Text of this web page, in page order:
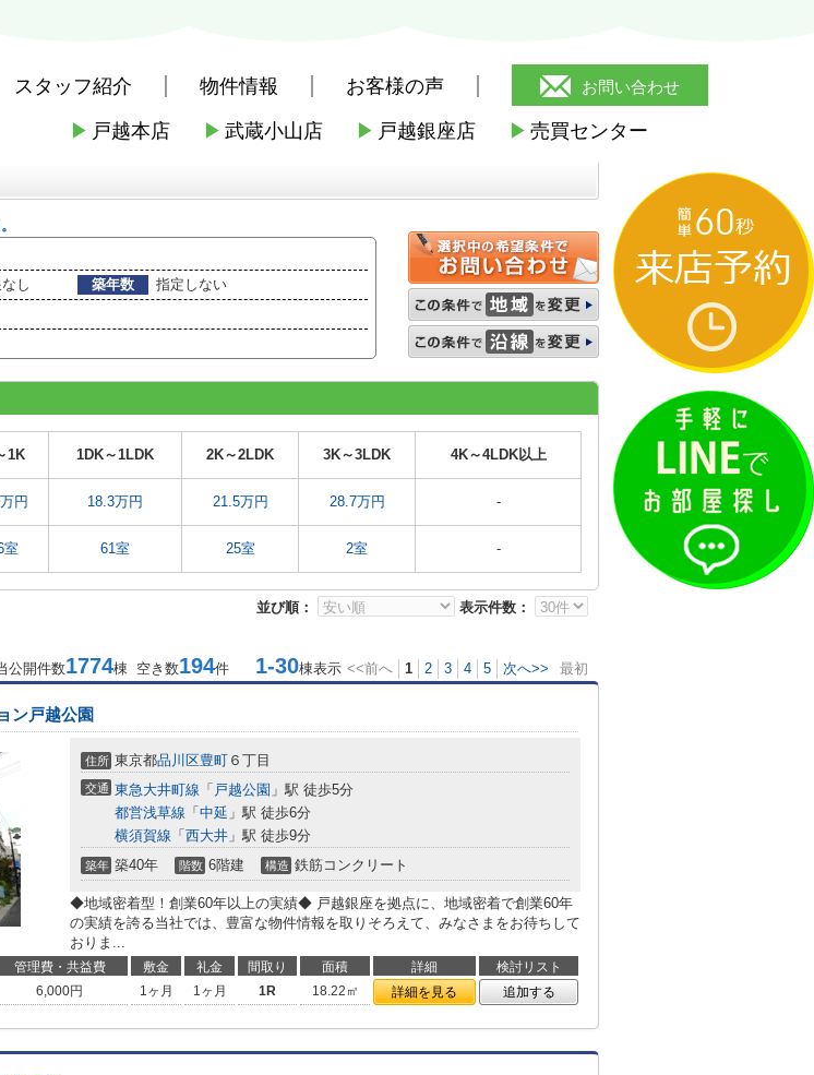
スタッフ紹介 物件情報 お客様の声 お問い合わせ
▶ 戸越本店 ▶ 武蔵小山店 ▶ 戸越銀座店 ▶ 売買センター
品川区の賃貸
し 築年数
指定しない
1K 1DK～1LDK 2K～2LDK 3K～3LDK 4K～4LDK以上
円 18.3万円 21.5万円 28.7万円 -
室 61室 25室 2室 -
並び順： 表示件数：
公開件数1774棟 空き数194件 1-30棟表示 <<前へ 1 2 3 4 5 次へ>> 最初
ン戸越公園
住所 東京都品川区豊町 ６丁目
交通 東急大井町線 「 戸越公園 」駅 徒歩5分
都営浅草線 「 中延 」駅 徒歩6分
横須賀線 「 西大井 」駅 徒歩9分
築年 築40年 階数 6階建 構造 鉄筋コンクリート
◆地域密着型！創業60年以上の実績◆ 戸越銀座を拠点に、地域密着で創業60年
の実績を誇る当社では、豊富な物件情報を取りそろえて、みなさまをお待ちして
おりま...
管理費・共益費 敷金 礼金 間取り 面積 詳細
検討リスト
6,000円 1ヶ月 1ヶ月 1R 18.22㎡ 詳細を見る 追加する